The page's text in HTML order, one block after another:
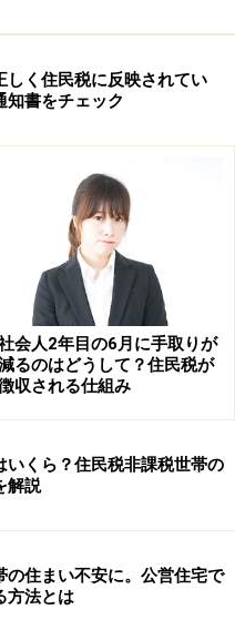
jichi_zeisei/czaisei/
deduction.html
年間上限）の目安（出典：
イト」から抜粋／筆者一部
税を行う方本人が配偶者
ケースを指します。（配
）※2「夫婦」は、ふるさ
いケースを指します。
扶養親族」を、「大学
親族」を指します。※表
等、他の控除を受けていな
社会保険料控除額につい
ます。
う人の給与収入」による
働き」「共働き＋子1人
大学生と高校生）」とい
う人の家族構成」が区分
しく住民税に反映されてい
知書をチェック
会人2年目の6月に手取りが
るのはどうして？住民税が
収される仕組み
いくら？住民税非課税世帯の
解説
の住まい不安に。公営住宅で
方法とは